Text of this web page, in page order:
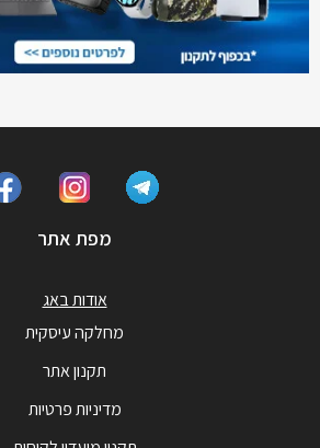
מפת אתר
אודות באג
מחלקה עיסקית
תקנון אתר
מדיניות פרטיות